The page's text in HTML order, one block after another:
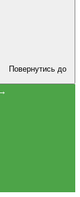
Повернутись до